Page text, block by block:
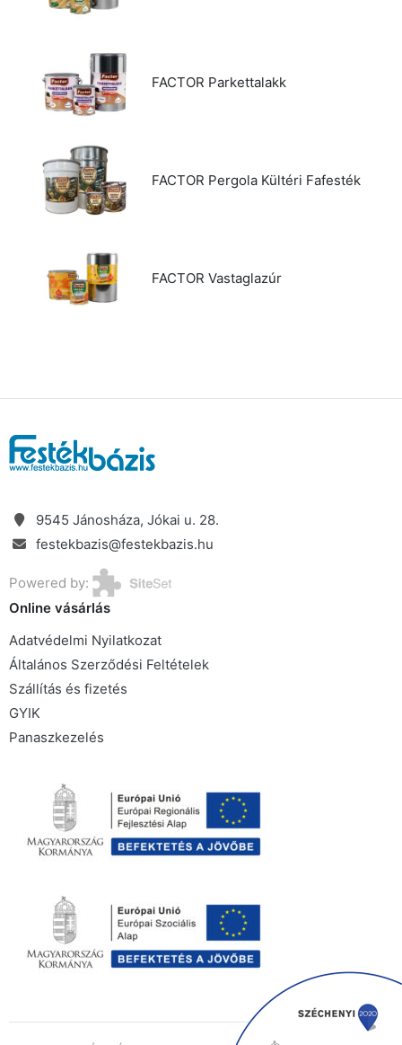
FACTOR Parkettalakk
FACTOR Pergola Kültéri Fafesték
FACTOR Vastaglazúr
9545 Jánosháza, Jókai u. 28.
festekbazis@festekbazis.hu
Powered by:
Online vásárlás
Adatvédelmi Nyilatkozat
Általános Szerződési Feltételek
Szállítás és fizetés
GYIK
Panaszkezelés